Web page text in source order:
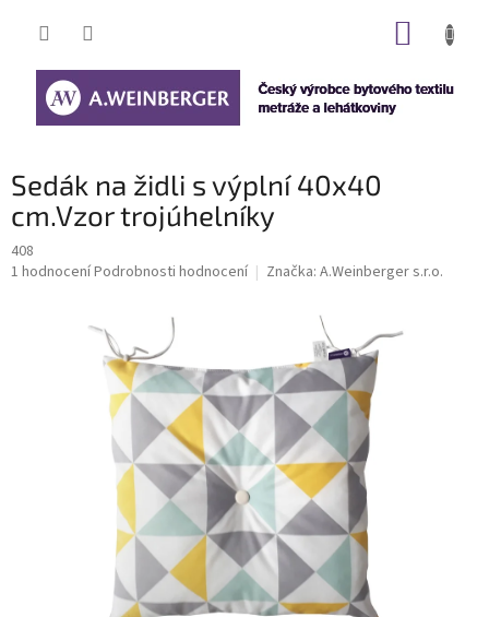
Sedák na židli s výplní 40x40
cm.Vzor trojúhelníky
408
Průměrné
1 hodnoceníPodrobnosti hodnocení Značka: A.Weinberger s.r.o.